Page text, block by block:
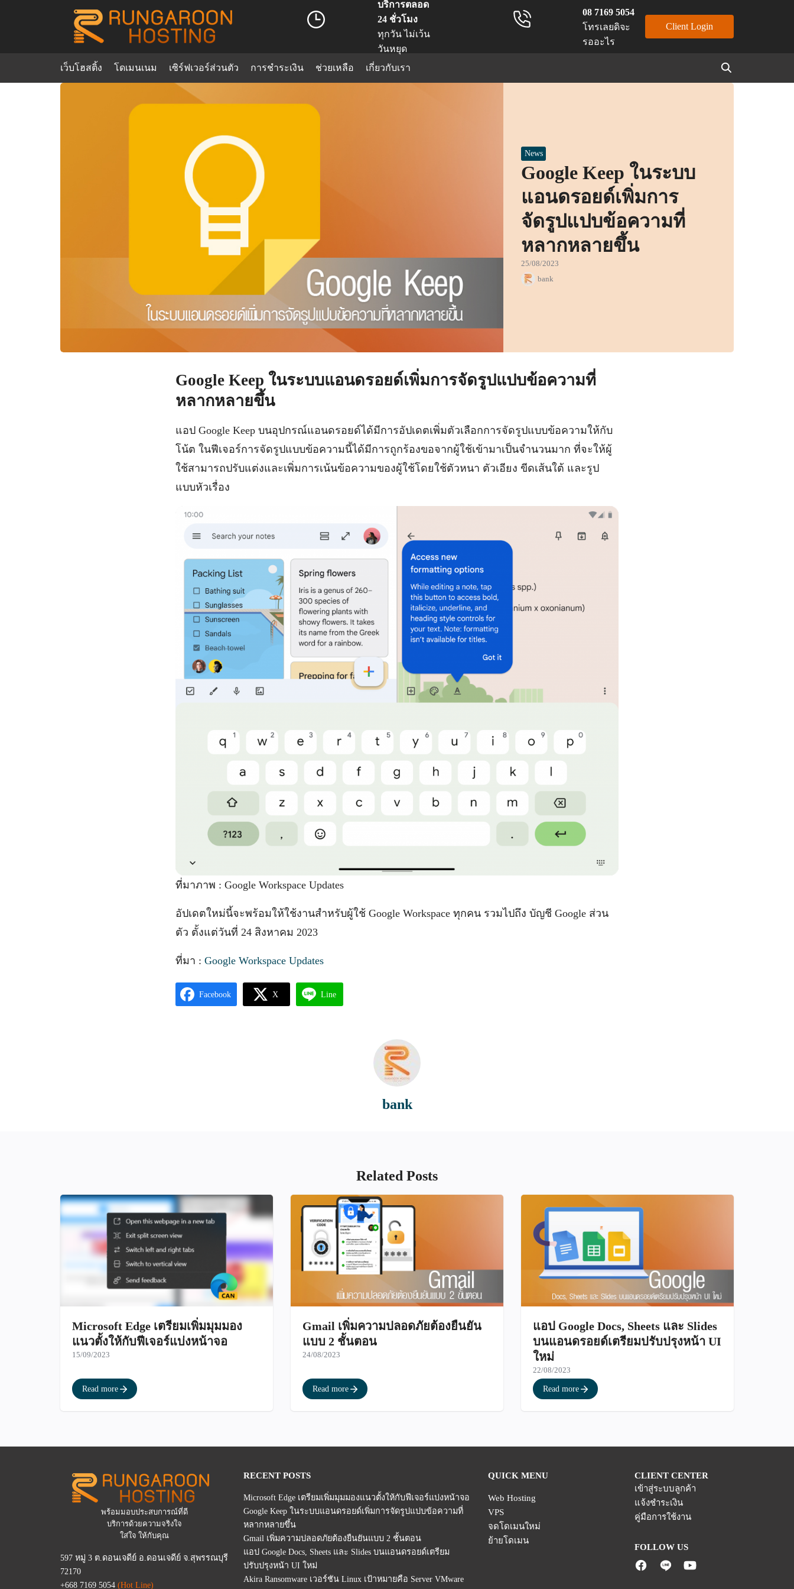
บริการตลอด
24 ชั่วโมง
ทุกวัน ไม่เว้น
วันหยุด
08 7169 5054
โทรเลยดิจะ
รออะไร
Client Login
เว็บโฮสติ้ง โดเมนเนม เซิร์ฟเวอร์ส่วนตัว การชำระเงิน ช่วยเหลือ
เกี่ยวกับเรา
News
Google Keep ในระบบ
แอนดรอยด์เพิ่มการ
จัดรูปแปบข้อความที่
หลากหลายขึ้น
25/08/2023
bank
Google Keep ในระบบแอนดรอยด์เพิ่มการจัดรูปแปบข้อความที่
หลากหลายขึ้น
แอป Google Keep บนอุปกรณ์แอนดรอยด์ได้มีการอัปเดตเพิ่มตัวเลือกการจัดรูปแบบข้อความให้กับ
โน้ต ในฟีเจอร์การจัดรูปแบบข้อความนี้ได้มีการถูกร้องขอจากผู้ใช้เข้ามาเป็นจำนวนมาก ที่จะให้ผู้
ใช้สามารถปรับแต่งและเพิ่มการเน้นข้อความของผู้ใช้โดยใช้ตัวหนา ตัวเอียง ขีดเส้นใต้ และรูป
แบบหัวเรื่อง
ที่มาภาพ : Google Workspace Updates
อัปเดตใหม่นี้จะพร้อมให้ใช้งานสำหรับผู้ใช้ Google Workspace ทุกคน รวมไปถึง บัญชี Google ส่วน
ตัว ตั้งแต่วันที่ 24 สิงหาคม 2023
ที่มา : Google Workspace Updates
Facebook X Line
bank
Related Posts
Microsoft Edge เตรียมเพิ่มมุมมอง
แนวตั้งให้กับฟีเจอร์แบ่งหน้าจอ
15/09/2023
Read more
Gmail เพิ่มความปลอดภัยต้องยืนยัน
แบบ 2 ชั้นตอน
24/08/2023
Read more
แอป Google Docs, Sheets และ Slides
บนแอนดรอยด์เตรียมปรับปรุงหน้า UI
ใหม่
22/08/2023
Read more
พร้อมมอบประสบการณ์ที่ดี
บริการด้วยความจริงใจ
ใส่ใจ ให้กับคุณ
597 หมู่ 3 ต.ดอนเจดีย์ อ.ดอนเจดีย์ จ.สุพรรณบุรี
72170
+668 7169 5054 (Hot Line)
RECENT POSTS
Microsoft Edge เตรียมเพิ่มมุมมองแนวตั้งให้กับฟีเจอร์แบ่งหน้าจอ
Google Keep ในระบบแอนดรอยด์เพิ่มการจัดรูปแปบข้อความที่
หลากหลายขึ้น
Gmail เพิ่มความปลอดภัยต้องยืนยันแบบ 2 ชั้นตอน
แอป Google Docs, Sheets และ Slides บนแอนดรอยด์เตรียม
ปรับปรุงหน้า UI ใหม่
Akira Ransomware เวอร์ชัน Linux เป้าหมายคือ Server VMware
QUICK MENU
Web Hosting
VPS
จดโดเมนใหม่
ย้ายโดเมน
CLIENT CENTER
เข้าสู่ระบบลูกค้า
แจ้งชำระเงิน
คู่มือการใช้งาน
FOLLOW US